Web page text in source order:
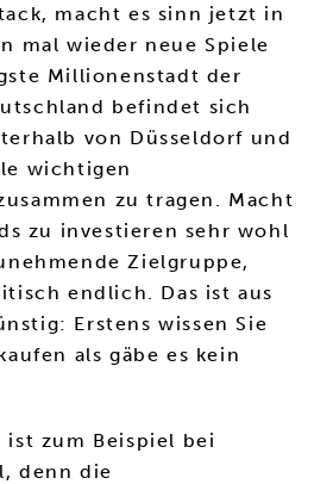
macht es sinn jetzt in
mal wieder neue Spiele
Millionenstadt der
befindet sich
von Düsseldorf und
wichtigen
zu tragen. Macht
zu investieren sehr wohl
Zielgruppe,
endlich. Das ist aus
Erstens wissen Sie
als gäbe es kein
ist zum Beispiel bei
denn die